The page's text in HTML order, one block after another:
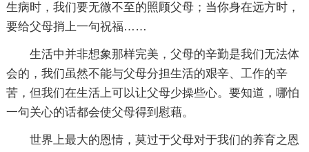
生病时，我们要无微不至的照顾父母；当你身在远方时，
要给父母捎上一句祝福……
生活中并非想象那样完美，父母的辛勤是我们无法体
会的，我们虽然不能与父母分担生活的艰辛、工作的辛
苦，但我们在生活上可以让父母少操些心。要知道，哪怕
一句关心的话都会使父母得到慰藉。
世界上最大的恩情，莫过于父母对于我们的养育之恩